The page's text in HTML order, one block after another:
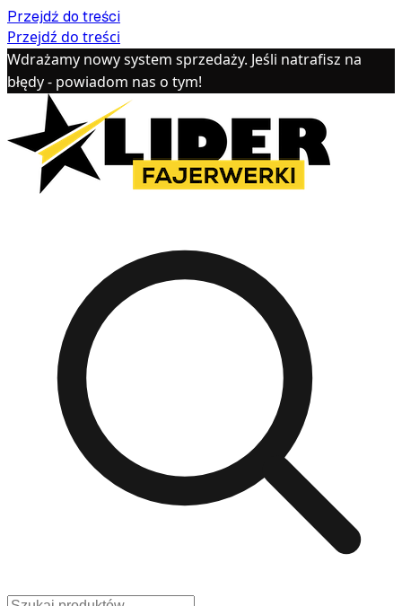
Przejdź do treści
Przejdź do treści
Wdrażamy nowy system sprzedaży. Jeśli natrafisz na
błędy - powiadom nas o tym!